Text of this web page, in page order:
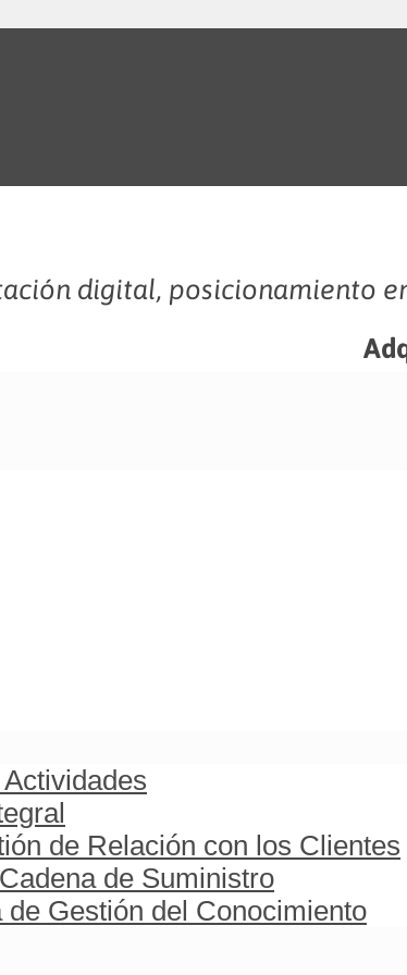
digital, posicionamiento
de Relación con los Clientes
de Suministro
Gestión del Conocimiento